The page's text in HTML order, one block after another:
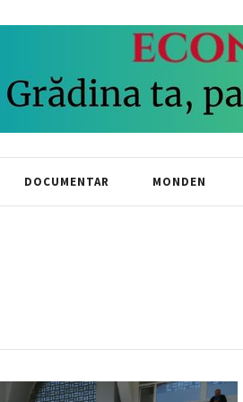
DOCUMENTAR MONDEN